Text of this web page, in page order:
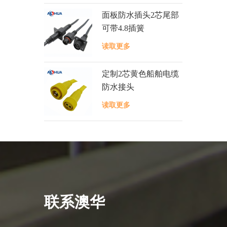
面板防水插头2芯尾部
可带4.8插簧
读取更多
定制2芯黄色船舶电缆
防水接头
读取更多
联系澳华